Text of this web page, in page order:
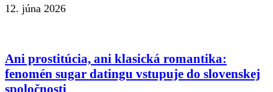
12. júna 2026
Ani prostitúcia, ani klasická romantika:
fenomén sugar datingu vstupuje do slovenskej
spoločnosti